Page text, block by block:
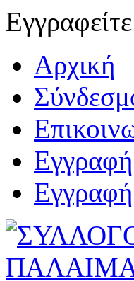
Εγγραφείτε
Αρχική